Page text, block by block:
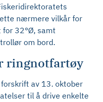
nærmere vilkår for
for 32°Ø, samt
om bord.
ringnotfartøy
av 13. oktober
til å drive enkelte